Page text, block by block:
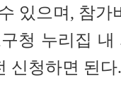
있으며, 참가
청 누리집
신청하면 된다.